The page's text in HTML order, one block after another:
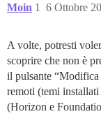
Moin 6 Ottobre
1
A volte, potresti
scoprire che non è
il pulsante “Modifica
remoti (temi
(Horizon e